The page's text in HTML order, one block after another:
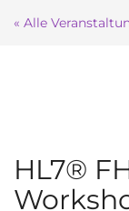
Zum
« Alle
HL7®